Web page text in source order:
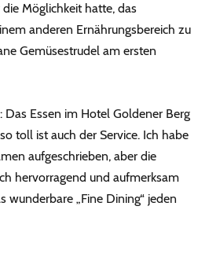
Möglichkeit hatte, das
anderen Ernährungsbereich zu
Gemüsestrudel am ersten
Das Essen im Hotel Goldener Berg
toll ist auch der Service. Ich habe
aufgeschrieben, aber die
hervorragend und aufmerksam
wunderbare „Fine Dining“ jeden